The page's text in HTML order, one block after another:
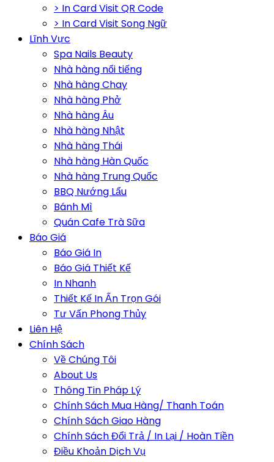
> In Card Visit QR Code
> In Card Visit Song Ngữ
Lĩnh Vực
Spa Nails Beauty
Nhà hàng nổi tiếng
Nhà hàng Chay
Nhà hàng Phở
Nhà hàng Âu
Nhà hàng Nhật
Nhà hàng Thái
Nhà hàng Hàn Quốc
Nhà hàng Trung Quốc
BBQ Nướng Lẩu
Bánh Mì
Quán Cafe Trà Sữa
Báo Giá
Báo Giá In
Báo Giá Thiết Kế
In Nhanh
Thiết Kế In Ấn Trọn Gói
Tư Vấn Phong Thủy
Liên Hệ
Chính Sách
Về Chúng Tôi
About Us
Thông Tin Pháp Lý
Chính Sách Mua Hàng/ Thanh Toán
Chính Sách Giao Hàng
Chính Sách Đổi Trả / In Lại / Hoàn Tiền
Điều Khoản Dịch Vụ